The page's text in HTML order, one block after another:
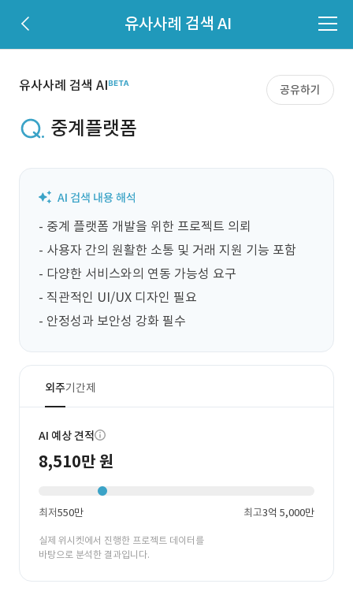
유사사례 검색 AI
유사사례 검색 AI 공유하기
중계플랫폼
- 중계 플랫폼 개발을 위한 프로젝트 의뢰
- 사용자 간의 원활한 소통 및 거래 지원 기능 포함
- 다양한 서비스와의 연동 가능성 요구
- 직관적인 UI/UX 디자인 필요
- 안정성과 보안성 강화 필수
외주기간제
AI 예상 견적
8,510만 원
최저550만 최고3억 5,000만
실제 위시켓에서 진행한 프로젝트 데이터를
바탕으로 분석한 결과입니다.